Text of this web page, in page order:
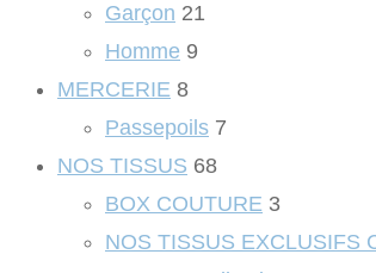
Garçon 21
Homme 9
MERCERIE 8
Passepoils 7
NOS TISSUS 68
BOX COUTURE 3
NOS TISSUS EXCLUSIFS